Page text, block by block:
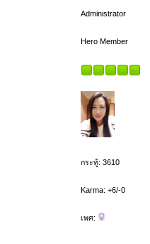
Administrator
Hero Member
กระทู้: 3610
Karma: +6/-0
เพศ: